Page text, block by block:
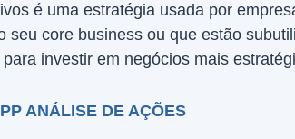
é uma estratégia usada por
seu core business ou que estão
investir em negócios mais
ANÁLISE DE AÇÕES